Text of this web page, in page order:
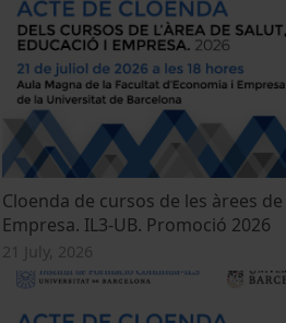
Cloenda de cursos de les àrees
Empresa. IL3-UB. Promoció 2026
21 July, 2026